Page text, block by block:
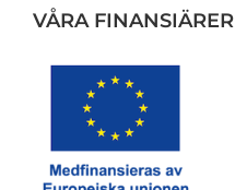
VÅRA FINANSIÄRER